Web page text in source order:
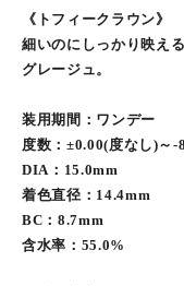
《トフィークラウン》
細いのにしっかり映え
グレージュ。
装用期間：ワンデー
度数：±0.00(度なし)～-
DIA：15.0mm
着色直径：14.4mm
BC：8.7mm
含水率：55.0%